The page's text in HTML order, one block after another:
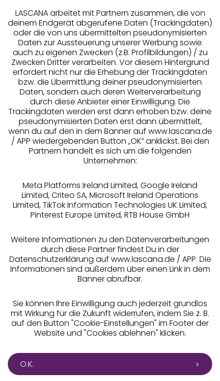
Services
Beratung
Über uns
Rechtliches
Alle Preise inkl. MwSt., zzgl.
Versandkosten
LASCANA arbeitet mit Partnern zusammen, die von
deinem Endgerät abgerufene Daten (Trackingdaten)
oder die von uns übermittelten pseudonymisierten
Daten zur Aussteuerung unserer Werbung sowie
auch zu eigenen Zwecken (z.B. Profilbildungen) / zu
Zwecken Dritter verarbeiten. Vor diesem Hintergrund
erfordert nicht nur die Erhebung der Trackingdaten
bzw. die Übermittlung deiner pseudonymisierten
Daten, sondern auch deren Weiterverarbeitung
durch diese Anbieter einer Einwilligung. Die
Trackingdaten werden erst dann erhoben bzw. deine
pseudonymisierten Daten erst dann übermittelt,
wenn du auf den in dem Banner auf www.lascana.de
/ APP wiedergebenden Button „OK” anklickst. Bei den
Partnern handelt es sich um die folgenden
Unternehmen:
Meta Platforms Ireland Limited, Google Ireland
Limited, Criteo SA, Microsoft Ireland Operations
Limited, TikTok Information Technologies UK Limited,
Pinterest Europe Limited, RTB House GmbH
Weitere Informationen zu den Datenverarbeitungen
durch diese Partner findest Du in der
Datenschutzerklärung auf www.lascana.de / APP. Die
Informationen sind außerdem über einen Link in dem
Banner abrufbar.
Sie können Ihre Einwilligung auch jederzeit grundlos
mit Wirkung für die Zukunft widerrufen, indem Sie z. B.
auf den Button "Cookie-Einstellungen" im Footer der
Website und "Cookies ablehnen" klicken.
O.K.